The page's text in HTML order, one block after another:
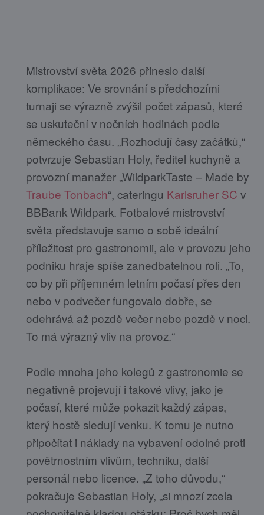
Mistrovství světa 2026 přineslo další
komplikace: Ve srovnání s předchozími
turnaji se výrazně zvýšil počet zápasů, které
se uskuteční v nočních hodinách podle
německého času. „Rozhodují časy začátků,“
potvrzuje Sebastian Holy, ředitel kuchyně a
provozní manažer „WildparkTaste – Made by
Traube Tonbach“, cateringu Karlsruher SC v
BBBank Wildpark. Fotbalové mistrovství
světa představuje samo o sobě ideální
příležitost pro gastronomii, ale v provozu jeho
podniku hraje spíše zanedbatelnou roli. „To,
co by při příjemném letním počasí přes den
nebo v podvečer fungovalo dobře, se
odehrává až pozdě večer nebo pozdě v noci.
To má výrazný vliv na provoz.“
Podle mnoha jeho kolegů z gastronomie se
negativně projevují i takové vlivy, jako je
počasí, které může pokazit každý zápas,
který hostě sledují venku. K tomu je nutno
připočítat i náklady na vybavení odolné proti
povětrnostním vlivům, techniku, další
personál nebo licence. „Z toho důvodu,“
pokračuje Sebastian Holy, „si mnozí zcela